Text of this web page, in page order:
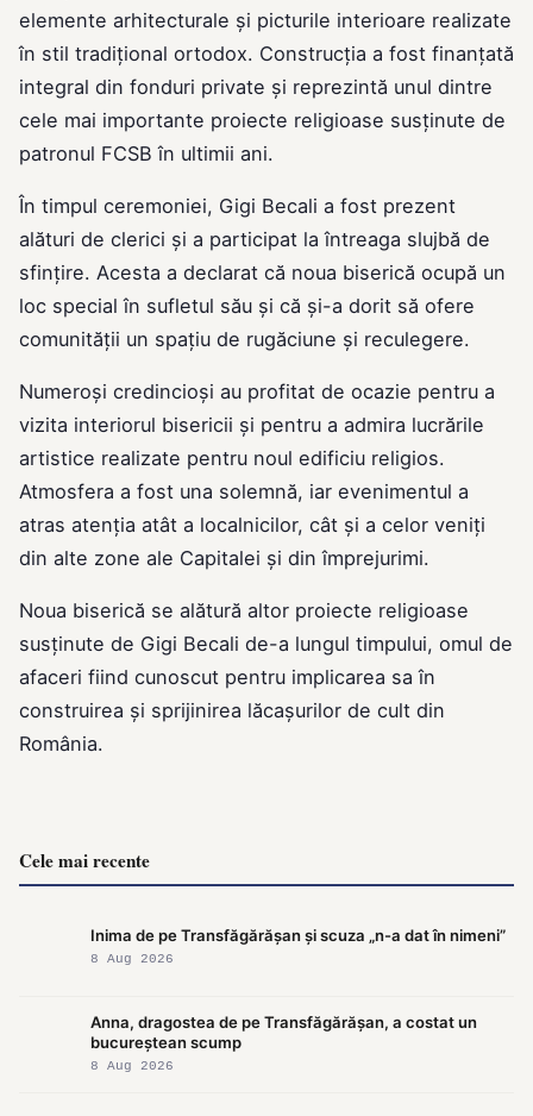
elemente arhitecturale și picturile interioare realizate
în stil tradițional ortodox. Construcția a fost finanțată
integral din fonduri private și reprezintă unul dintre
cele mai importante proiecte religioase susținute de
patronul FCSB în ultimii ani.
În timpul ceremoniei, Gigi Becali a fost prezent
alături de clerici și a participat la întreaga slujbă de
sfințire. Acesta a declarat că noua biserică ocupă un
loc special în sufletul său și că și-a dorit să ofere
comunității un spațiu de rugăciune și reculegere.
Numeroși credincioși au profitat de ocazie pentru a
vizita interiorul bisericii și pentru a admira lucrările
artistice realizate pentru noul edificiu religios.
Atmosfera a fost una solemnă, iar evenimentul a
atras atenția atât a localnicilor, cât și a celor veniți
din alte zone ale Capitalei și din împrejurimi.
Noua biserică se alătură altor proiecte religioase
susținute de Gigi Becali de-a lungul timpului, omul de
afaceri fiind cunoscut pentru implicarea sa în
construirea și sprijinirea lăcașurilor de cult din
România.
Cele mai recente
Inima de pe Transfăgărășan și scuza „n-a dat în nimeni”
8 Aug 2026
Anna, dragostea de pe Transfăgărășan, a costat un
bucureștean scump
8 Aug 2026